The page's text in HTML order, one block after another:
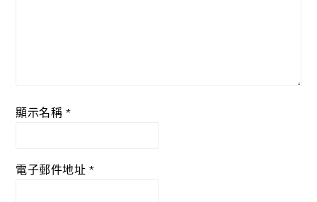
顯示名稱 *
電子郵件地址 *